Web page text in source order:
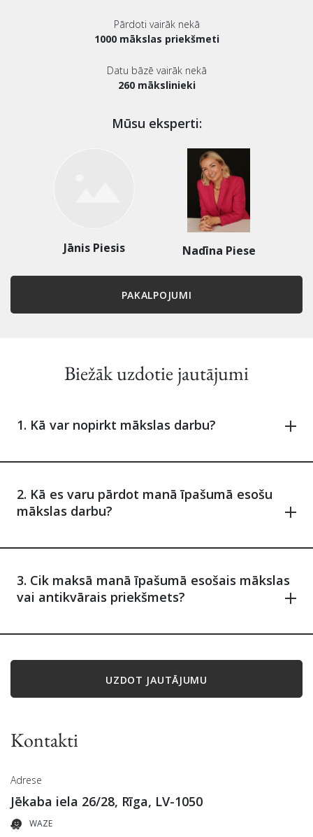
Pārdoti vairāk nekā
1000 mākslas priekšmeti
Datu bāzē vairāk nekā
260 mākslinieki
Mūsu eksperti:
Jānis Piesis Nadīna Piese
PAKALPOJUMI
Biežāk uzdotie jautājumi
1. Kā var nopirkt mākslas darbu?
2. Kā es varu pārdot manā īpašumā esošu
mākslas darbu?
3. Cik maksā manā īpašumā esošais mākslas
vai antikvārais priekšmets?
UZDOT JAUTĀJUMU
Kontakti
Adrese
Jēkaba iela 26/28, Rīga, LV-1050
WAZE